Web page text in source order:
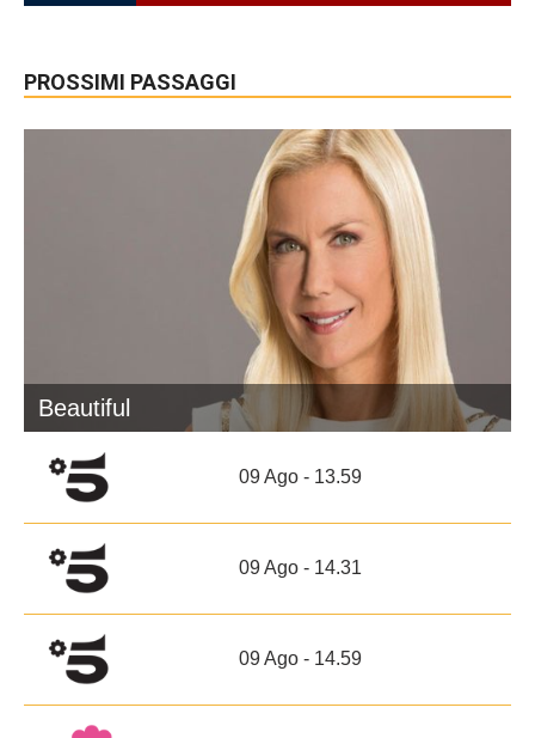
PROSSIMI PASSAGGI
Beautiful
09 Ago - 13.59
09 Ago - 14.31
09 Ago - 14.59